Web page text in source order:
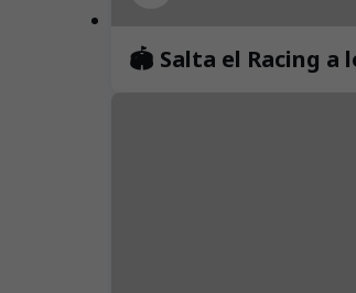
🏟️ Salta el Racing a